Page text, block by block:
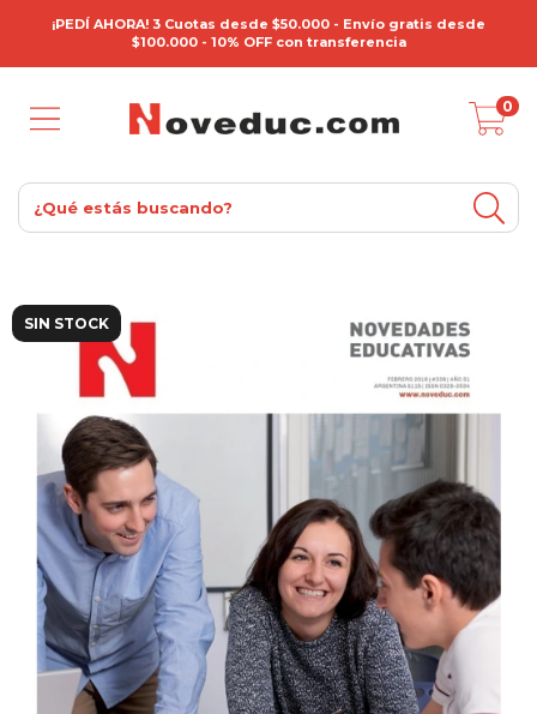
¡PEDÍ AHORA! 3 Cuotas desde $50.000 - Envío gratis desde
$100.000 - 10% OFF con transferencia
0
SIN STOCK